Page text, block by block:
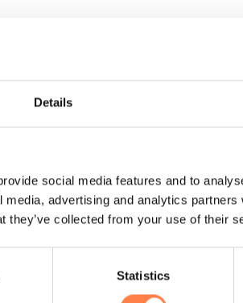
Details
social media features and to
advertising and analytics
they’ve collected from your use of their
Statistics
– Align-Pilates
de originele specificaties van
trainingservaring.
en controle. De leren banden voelen
en gecontroleerd, zonder in te leveren
vanuit de veren van het apparaat.
training.
handen en polsen. Dit is essentieel